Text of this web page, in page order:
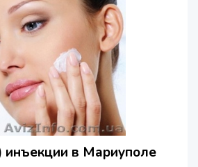
инъекции в Мариуполе